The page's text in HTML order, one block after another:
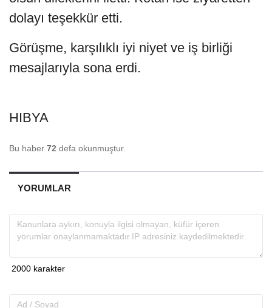
dolayı teşekkür etti.
Görüşme, karşılıklı iyi niyet ve iş birliği
mesajlarıyla sona erdi.
HIBYA
Bu haber 72 defa okunmuştur.
YORUMLAR